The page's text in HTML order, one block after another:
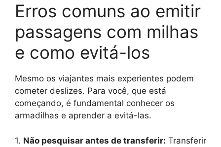
Erros comuns ao emitir
passagens com milhas
e como evitá-los
Mesmo os viajantes mais experientes podem
cometer deslizes. Para você, que está
começando, é fundamental conhecer os
armadilhas e aprender a evitá-las.
1. Não pesquisar antes de transferir: Transferir